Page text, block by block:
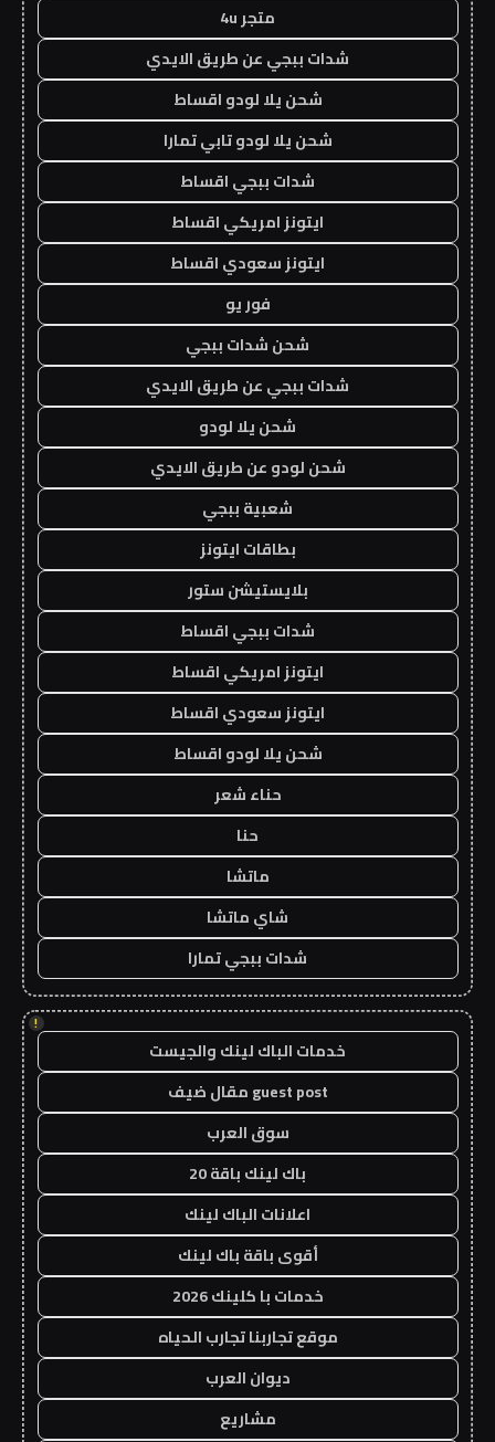
متجر 4u
شدات ببجي عن طريق الايدي
شحن يلا لودو اقساط
شحن يلا لودو تابي تمارا
شدات ببجي اقساط
ايتونز امريكي اقساط
ايتونز سعودي اقساط
فور يو
شحن شدات ببجي
شدات ببجي عن طريق الايدي
شحن يلا لودو
شحن لودو عن طريق الايدي
شعبية ببجي
بطاقات ايتونز
بلايستيشن ستور
شدات ببجي اقساط
ايتونز امريكي اقساط
ايتونز سعودي اقساط
شحن يلا لودو اقساط
حناء شعر
حنا
ماتشا
شاي ماتشا
شدات ببجي تمارا
!
خدمات الباك لينك والجيست
guest post مقال ضيف
سوق العرب
باك لينك باقة 20
اعلانات الباك لينك
أقوى باقة باك لينك
خدمات با كلينك 2026
موقع تجاربنا تجارب الحياه
ديوان العرب
مشاريع